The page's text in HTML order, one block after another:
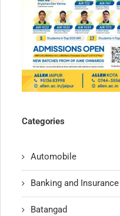
Categories
Automobile
Banking and Insurance
Batangad